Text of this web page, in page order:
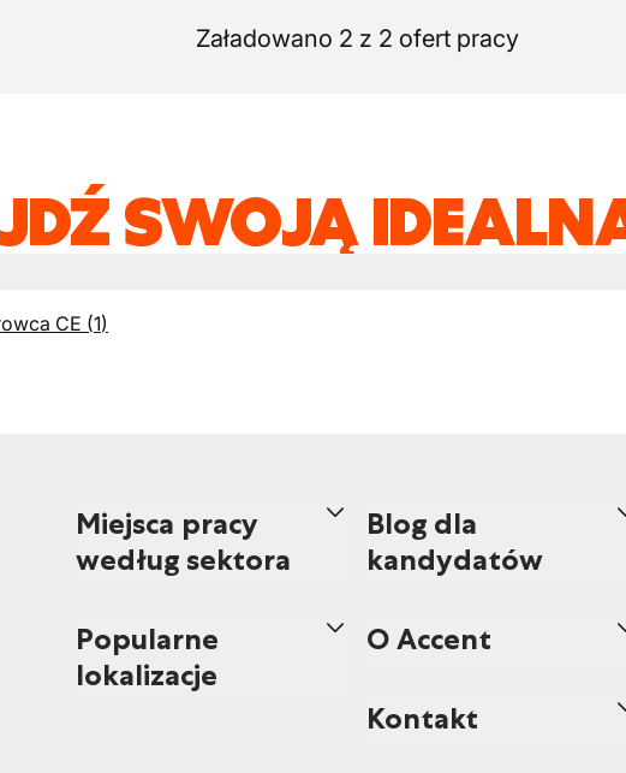
Załadowano 2 z 2 ofert pracy
SWOJĄ
CE (1)
Miejsca pracy
według sektora
Popularne
lokalizacje
Blog dla
kandydatów
O Accent
Kontakt